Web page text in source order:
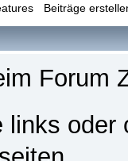
Beiträge
Forum
links